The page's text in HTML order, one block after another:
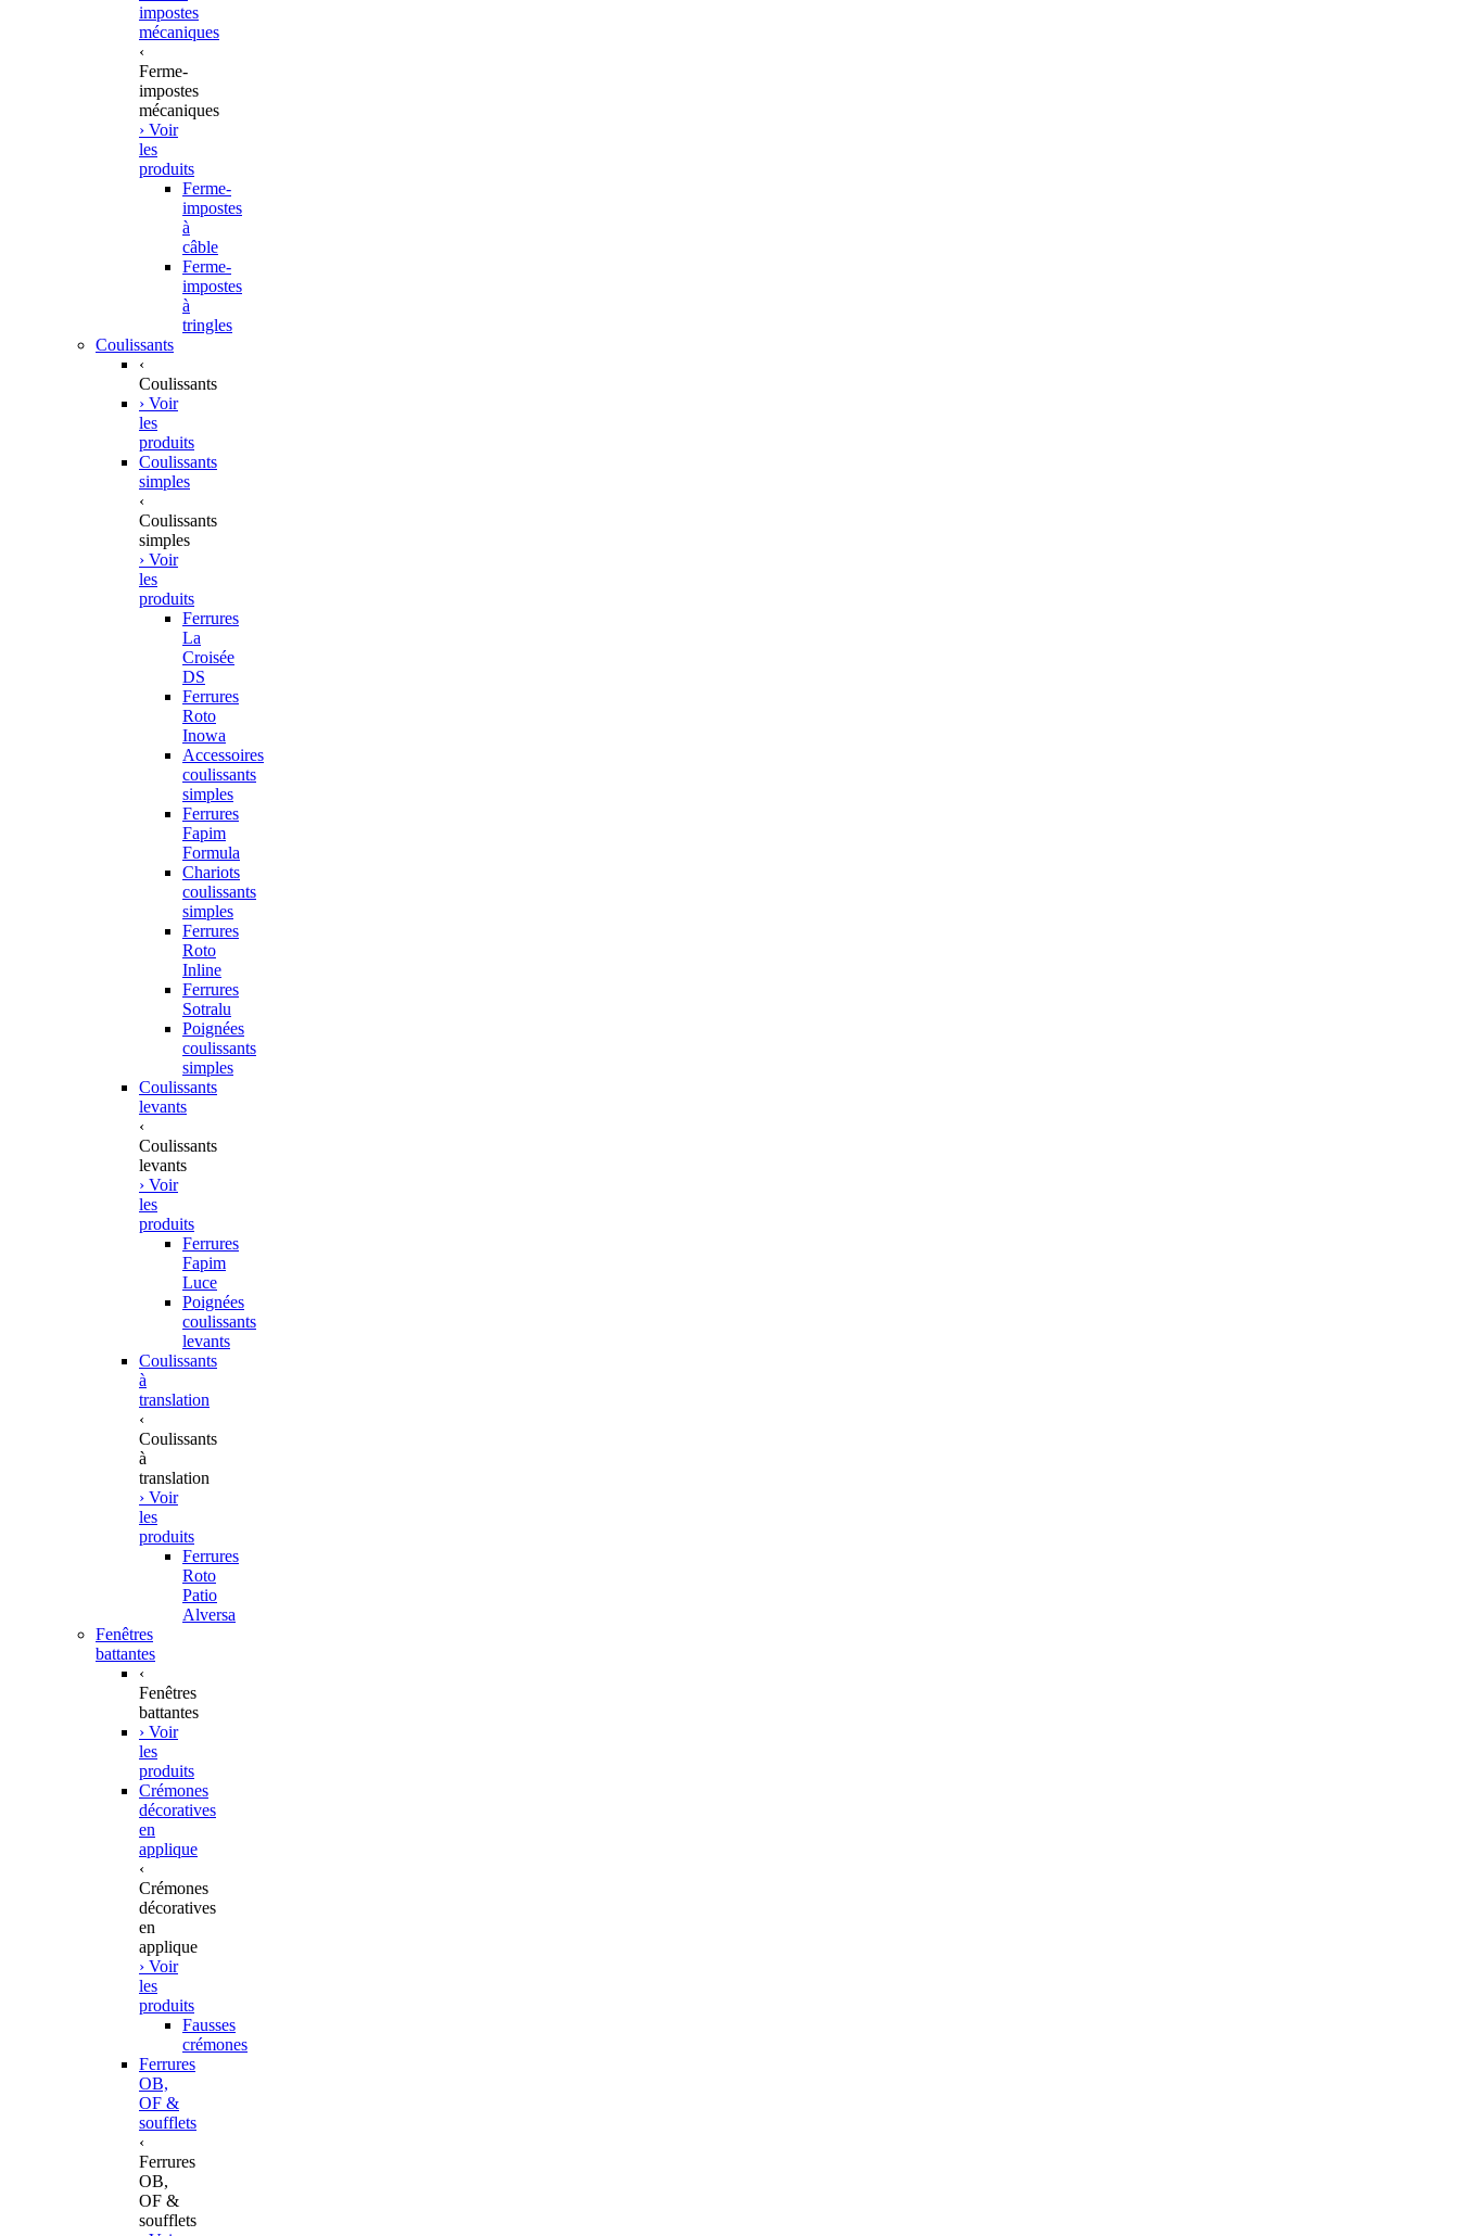
impostes
mécaniques
‹
Ferme-
impostes
mécaniques
› Voir
les
produits
Ferme-
impostes
à
câble
Ferme-
impostes
à
tringles
Coulissants
‹
Coulissants
› Voir
les
produits
Coulissants
simples
‹
Coulissants
simples
› Voir
les
produits
Ferrures
La
Croisée
DS
Ferrures
Roto
Inowa
Accessoires
coulissants
simples
Ferrures
Fapim
Formula
Chariots
coulissants
simples
Ferrures
Roto
Inline
Ferrures
Sotralu
Poignées
coulissants
simples
Coulissants
levants
‹
Coulissants
levants
› Voir
les
produits
Ferrures
Fapim
Luce
Poignées
coulissants
levants
Coulissants
à
translation
‹
Coulissants
à
translation
› Voir
les
produits
Ferrures
Roto
Patio
Alversa
Fenêtres
battantes
‹
Fenêtres
battantes
› Voir
les
produits
Crémones
décoratives
en
applique
‹
Crémones
décoratives
en
applique
› Voir
les
produits
Fausses
crémones
Ferrures
OB,
OF &
soufflets
‹
Ferrures
OB,
OF &
soufflets